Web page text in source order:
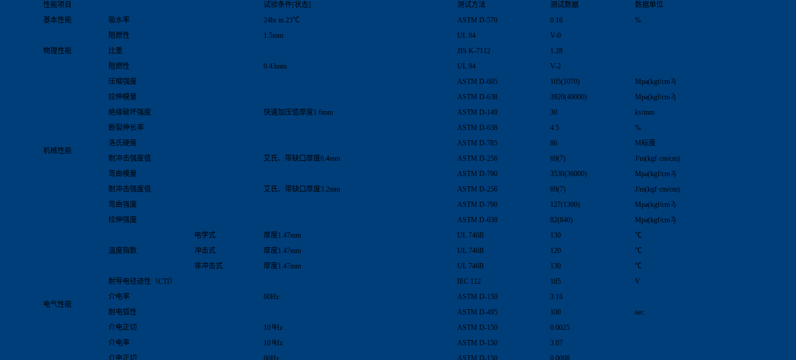
性能项目
试验条件[状态] 测试方法 测试数据
数据单位
基本性能
吸水率 24hr in 23℃ ASTM D-570 0.16 %
物理性能
阻燃性 1.5mm UL 94
V-0
比重
JIS K-7112
1.28
阻燃性
0.43mm UL 94 V-2
机械性能
压缩强度 ASTM D-695 105(1070) Mpa(kgf/cm2)
拉伸模量
ASTM D-638 3920(40000) Mpa(kgf/cm2)
绝缘破坏强度
快速加压值厚度1.6mm ASTM D-149 30
kv/mm
断裂伸长率
ASTM D-638 4.5
%
洛氏硬度
ASTM D-785 86
M标度
耐冲击强度值
艾氏、带缺口厚度6.4mm ASTM D-256 69(7)
J/m(kgf·cm/cm)
弯曲模量
ASTM D-790 3530(36000) Mpa(kgf/cm2)
耐冲击强度值
艾氏、带缺口厚度3.2mm ASTM D-256 69(7)
J/m(kgf·cm/cm)
弯曲强度
ASTM D-790 127(1300) Mpa(kgf/cm2)
拉伸强度
ASTM D-638 82(840) Mpa(kgf/cm2)
电气性能
温度指数
电学式 厚度1.47mm UL 746B 130
℃
冲击式
厚度1.47mm UL 746B 120
℃
非冲击式
厚度1.47mm UL 746B 130
℃
耐导电径迹性（CTI）
IEC 112 185
V
介电率
60Hz ASTM D-150
3.16
耐电弧性
ASTM D-495 100
sec
介电正切
106Hz ASTM D-150
0.0025
介电率
106Hz ASTM D-150
3.07
介电正切
60Hz ASTM D-150
0.0008